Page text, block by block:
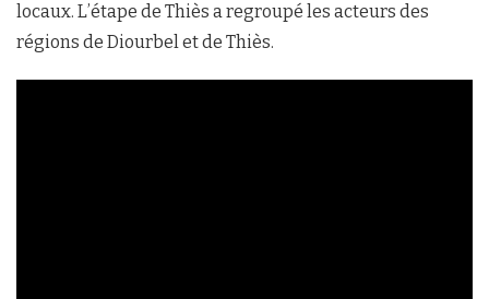
locaux. L’étape de Thiès a regroupé les acteurs des
régions de Diourbel et de Thiès.